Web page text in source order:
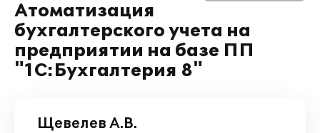
Атоматизация
бухгалтерского учета на
предприятии на базе ПП
"1С:Бухгалтерия 8"
Щевелев А.В.